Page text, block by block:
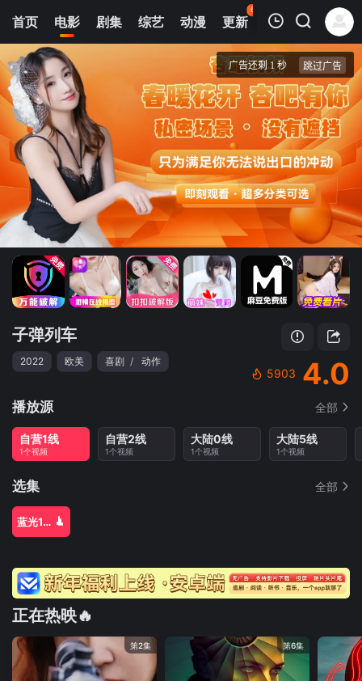
首页 电影 剧集 综艺 动漫 更新
63
热榜 APP
蓝光1080P
清空
子弹列车
2022 欧美 喜剧 / 动作
5903 4.0
播放源 全部
自营1线
1个视频
自营2线
1个视频
大陆0线
1个视频
大陆5线
1个视频
选集 全部
蓝光1080P
正在热映🔥
第2集 第6集